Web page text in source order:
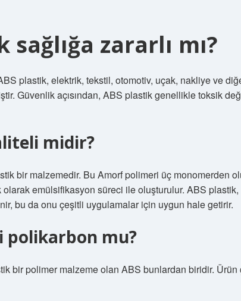
sağlığa zararlı mı?
plastik, elektrik, tekstil, otomotiv, uçak, nakliye ve
Güvenlik açısından, ABS plastik genellikle toksik
midir?
bir malzemedir. Bu Amorf polimeri üç monomerden
olarak emülsifikasyon süreci ile oluşturulur. ABS
bu da onu çeşitli uygulamalar için uygun hale getirir.
polikarbon mu?
bir polimer malzeme olan ABS bunlardan biridir.